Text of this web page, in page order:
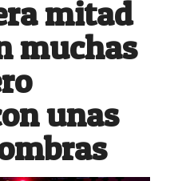
mitad
muchas
unas